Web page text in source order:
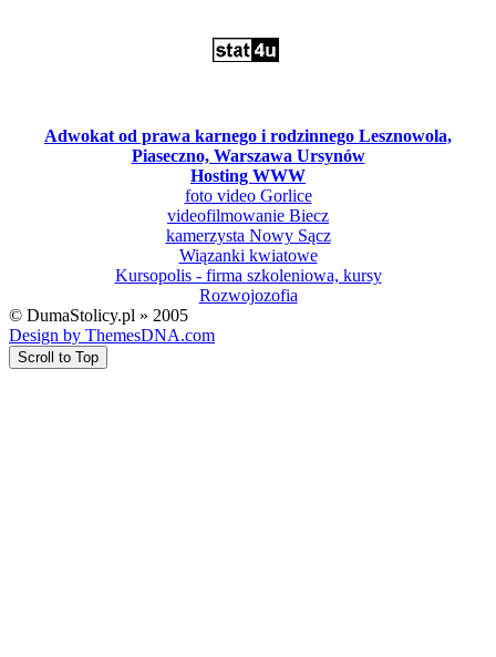
Adwokat od prawa karnego i rodzinnego Lesznowola,
Piaseczno, Warszawa Ursynów
Hosting WWW
foto video Gorlice
videofilmowanie Biecz
kamerzysta Nowy Sącz
Wiązanki kwiatowe
Kursopolis - firma szkoleniowa, kursy
Rozwojozofia
© DumaStolicy.pl » 2005
Design by ThemesDNA.com
Scroll to Top